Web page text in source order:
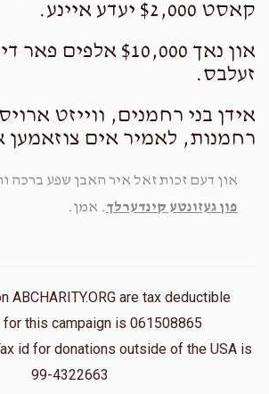
קאסט $2,000 יעדע איינע.
און נאך $10,000
זעלבס.
אידן בני רחמנים, ווייזט
רחמנות, לאמיר אים צוזאמען
און דעם זכות זאל איר האבן שפע ברכה
פון געזונטע קינדערלך. אמן.
ABCHARITY.ORG are tax deductible
for this campaign is 061508865
id for donations outside of the USA is
99-4322663